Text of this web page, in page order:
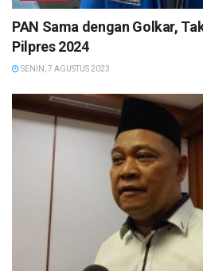
PAN Sama dengan Golkar,
Pilpres 2024
SENIN, 7 AGUSTUS 2023